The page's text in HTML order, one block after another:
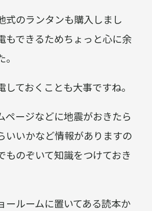
式のランタンも購入しまし
もできるためちょっと心に余
ておくことも大事ですね。
ページなどに地震がおきたら
いいかなど情報がありますの
ものぞいて知識をつけておき
ールームに置いてある読本か